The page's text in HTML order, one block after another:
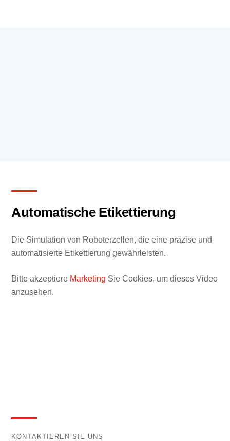
Automatische Etikettierung
Die Simulation von Roboterzellen, die eine präzise und
automatisierte Etikettierung gewährleisten.
Bitte akzeptiere Marketing Sie Cookies, um dieses Video
anzusehen.
KONTAKTIEREN SIE UNS